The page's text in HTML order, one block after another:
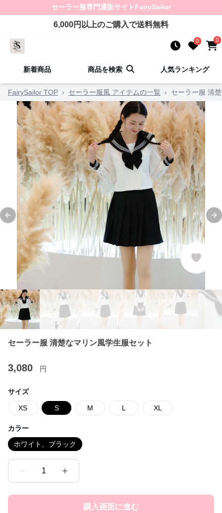
セーラー服専門通販サイト FairySailor
6,000円以上のご購入で送料無料
0 0
新着商品 商品を検索 人気ランキング
FairySailor TOP › セーラー服風 アイテムの一覧 › セーラー服 清
Previous slide
セーラー服 清楚なマリン風学生服セット
3,080 円
サイズ
XS S M L XL
カラー
ホワイト、ブラック
1
購入画面に進む